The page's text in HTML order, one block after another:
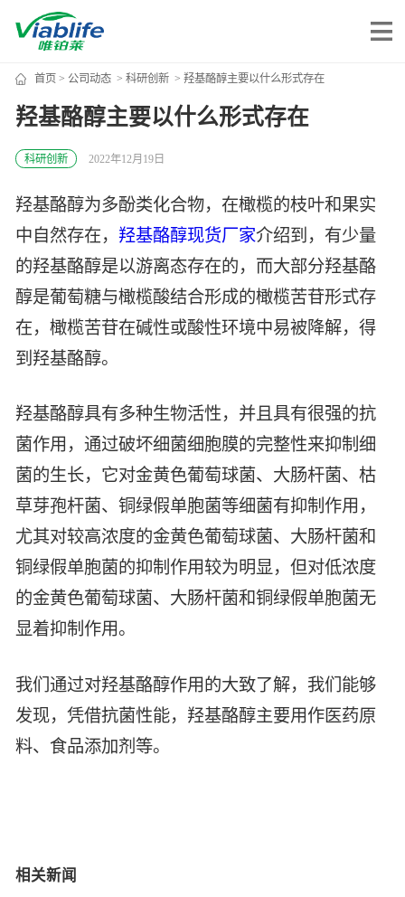
唯铂莱
公司介绍
公司动态
加入我们
唯产品
美妆护肤
生物基新材料
生物制药
其他
智能生物乐高平台
鸿鹄实验室
唯责任
可持续发展
联系我们
首页 > 公司动态> 科研创新> 羟基酪醇主要以什么形式存在
羟基酪醇主要以什么形式存在
科研创新 2022年12月19日
羟基酪醇为多酚类化合物，在橄榄的枝叶和果实
中自然存在，羟基酪醇现货厂家介绍到，有少量
的羟基酪醇是以游离态存在的，而大部分羟基酪
醇是葡萄糖与橄榄酸结合形成的橄榄苦苷形式存
在，橄榄苦苷在碱性或酸性环境中易被降解，得
到羟基酪醇。
羟基酪醇具有多种生物活性，并且具有很强的抗
菌作用，通过破坏细菌细胞膜的完整性来抑制细
菌的生长，它对金黄色葡萄球菌、大肠杆菌、枯
草芽孢杆菌、铜绿假单胞菌等细菌有抑制作用，
尤其对较高浓度的金黄色葡萄球菌、大肠杆菌和
铜绿假单胞菌的抑制作用较为明显，但对低浓度
的金黄色葡萄球菌、大肠杆菌和铜绿假单胞菌无
显着抑制作用。
我们通过对羟基酪醇作用的大致了解，我们能够
发现，凭借抗菌性能，羟基酪醇主要用作医药原
料、食品添加剂等。
相关新闻